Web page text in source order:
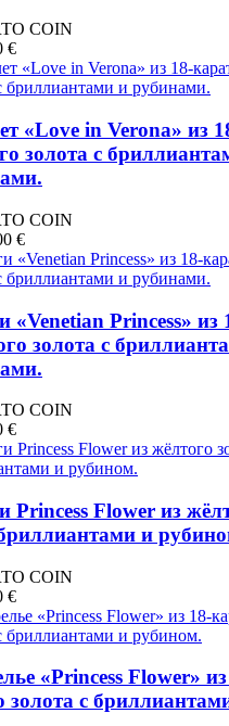
COIN
€
«Love in Verona» из
золота с
COIN
€
«Venetian Princess» из
золота с
COIN
€
Princess Flower из
и
COIN
€
«Princess Flower»
золота с